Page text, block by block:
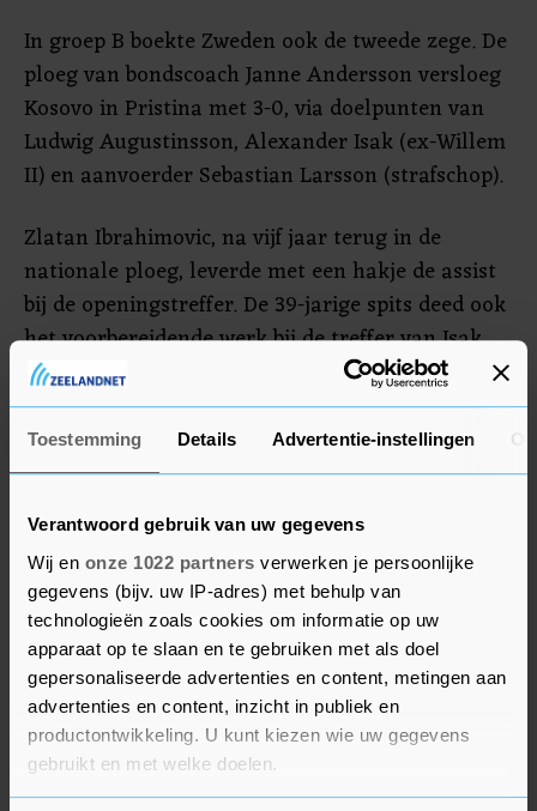
Toestemming Details Advertentie-instellingen
Verantwoord gebruik van uw gegevens
Wij en onze 1022 partners verwerken je persoonlijke
gegevens (bijv. uw IP-adres) met behulp van
technologieën zoals cookies om informatie op uw
apparaat op te slaan en te gebruiken met als doel
gepersonaliseerde advertenties en content, metingen aan
advertenties en content, inzicht in publiek en
productontwikkeling. U kunt kiezen wie uw gegevens
gebruikt en met welke doelen.
In groep B boekte Zweden ook de tweede zege. De
ploeg van bondscoach Janne Andersson versloeg
Kosovo in Pristina met 3-0, via doelpunten van
Ludwig Augustinsson, Alexander Isak (ex-Willem
II) en aanvoerder Sebastian Larsson (strafschop).
Zlatan Ibrahimovic, na vijf jaar terug in de
nationale ploeg, leverde met een hakje de assist
bij de openingstreffer. De 39-jarige spits deed ook
het voorbereidende werk bij de treffer van Isak.
Zweden heeft 2 punten meer dan Spanje, dat na
het gelijkspel tegen Griekenland (1-1) ontsnapte
aan puntenverlies bij Georgië dankzij een
doelpunt in de blessuretijd van Dani Olmo (1-2).